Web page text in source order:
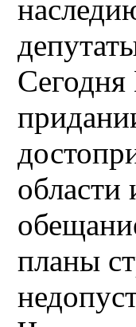
Сегодня
области
планы